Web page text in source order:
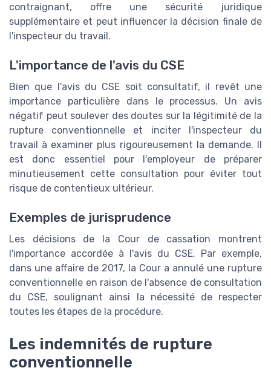
contraignant, offre une sécurité juridique
supplémentaire et peut influencer la décision finale de
l'inspecteur du travail.
L'importance de l'avis du CSE
Bien que l'avis du CSE soit consultatif, il revêt une
importance particulière dans le processus. Un avis
négatif peut soulever des doutes sur la légitimité de la
rupture conventionnelle et inciter l'inspecteur du
travail à examiner plus rigoureusement la demande. Il
est donc essentiel pour l'employeur de préparer
minutieusement cette consultation pour éviter tout
risque de contentieux ultérieur.
Exemples de jurisprudence
Les décisions de la Cour de cassation montrent
l'importance accordée à l'avis du CSE. Par exemple,
dans une affaire de 2017, la Cour a annulé une rupture
conventionnelle en raison de l'absence de consultation
du CSE, soulignant ainsi la nécessité de respecter
toutes les étapes de la procédure.
Les indemnités de rupture
conventionnelle